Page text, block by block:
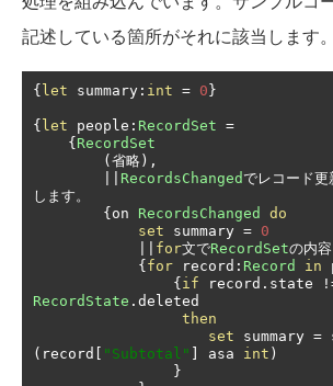
記述している箇所がそれに該当します。
{ let summary : int = 0 }
{ let people : RecordSet =
{ RecordSet
(省略),
RecordsChangedでレコード更
します。
{ on RecordsChanged
do
set summary = 0
for文でRecordSetの内容
{ for record : Record in
{ if record . state
RecordState . deleted
then
set summary =
( record "Subtotal" asa int )
}